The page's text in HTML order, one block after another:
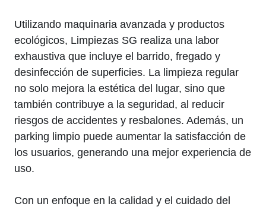
Utilizando maquinaria avanzada y productos
ecológicos, Limpiezas SG realiza una labor
exhaustiva que incluye el barrido, fregado y
desinfección de superficies. La limpieza regular
no solo mejora la estética del lugar, sino que
también contribuye a la seguridad, al reducir
riesgos de accidentes y resbalones. Además, un
parking limpio puede aumentar la satisfacción de
los usuarios, generando una mejor experiencia de
uso.
Con un enfoque en la calidad y el cuidado del